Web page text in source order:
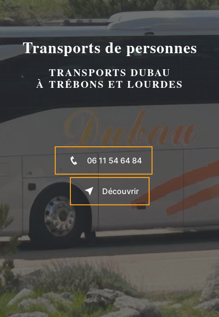
Transports de personnes
TRANSPORTS DUBAU
À TRÉBONS ET LOURDES
06 11 54 64 84
Découvrir